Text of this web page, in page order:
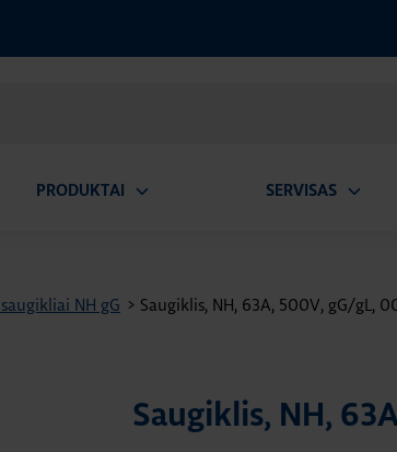
PRODUKTAI SERVISAS
NH gG > Saugiklis, NH, 63A, 500V, gG/gL,
Saugiklis, NH,